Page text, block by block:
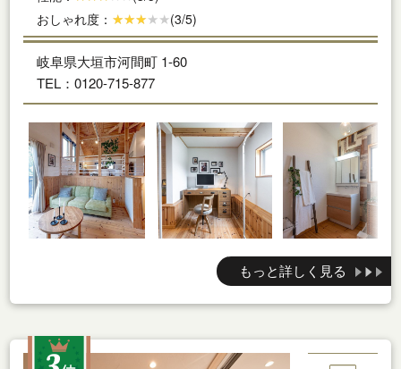
おしゃれ度：
(3/5)
岐阜県大垣市河間町 1-60
TEL：0120-715-877
もっと詳しく見る